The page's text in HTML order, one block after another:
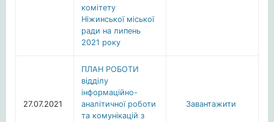
комітету
Ніжинської міської
ради на липень
2021 року
27.07.2021
ПЛАН РОБОТИ
відділу
інформаційно-
аналітичної роботи
та комунікацій з
Завантажити